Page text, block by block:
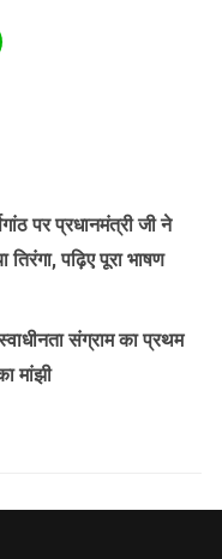
पर प्रधानमंत्री जी ने
पढ़िए पूरा भाषण
संग्राम का प्रथम
मांझी